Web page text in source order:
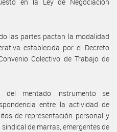
las partes pactan la modalidad
establecida por el Decreto
Colectivo de Trabajo de
mentado instrumento se
entre la actividad de
de representación personal y
de marras, emergentes de